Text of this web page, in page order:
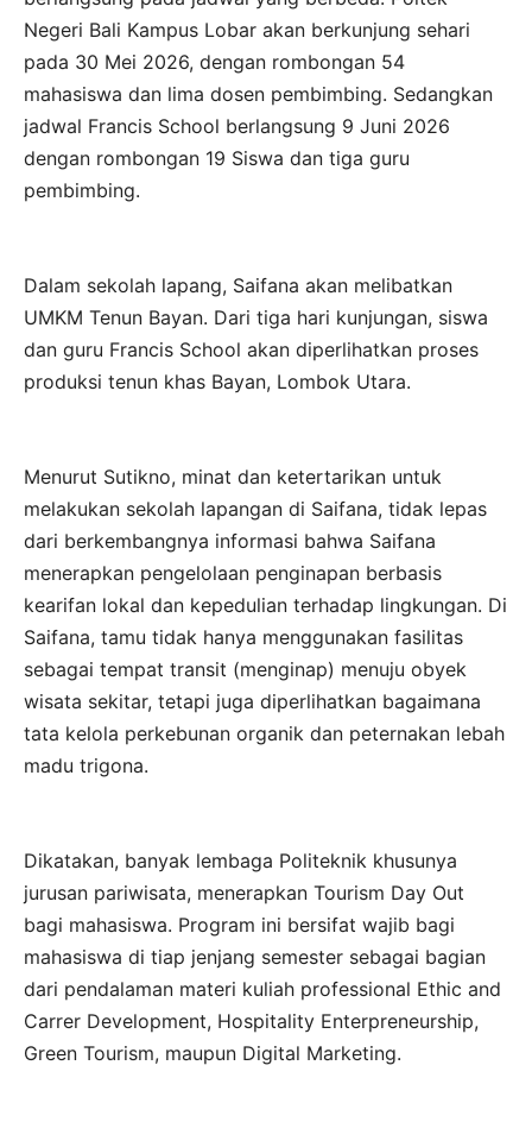
Negeri Bali Kampus Lobar akan berkunjung sehari
pada 30 Mei 2026, dengan rombongan 54
mahasiswa dan lima dosen pembimbing. Sedangkan
jadwal Francis School berlangsung 9 Juni 2026
dengan rombongan 19 Siswa dan tiga guru
pembimbing.
Dalam sekolah lapang, Saifana akan melibatkan
UMKM Tenun Bayan. Dari tiga hari kunjungan, siswa
dan guru Francis School akan diperlihatkan proses
produksi tenun khas Bayan, Lombok Utara.
Menurut Sutikno, minat dan ketertarikan untuk
melakukan sekolah lapangan di Saifana, tidak lepas
dari berkembangnya informasi bahwa Saifana
menerapkan pengelolaan penginapan berbasis
kearifan lokal dan kepedulian terhadap lingkungan. Di
Saifana, tamu tidak hanya menggunakan fasilitas
sebagai tempat transit (menginap) menuju obyek
wisata sekitar, tetapi juga diperlihatkan bagaimana
tata kelola perkebunan organik dan peternakan lebah
madu trigona.
Dikatakan, banyak lembaga Politeknik khusunya
jurusan pariwisata, menerapkan Tourism Day Out
bagi mahasiswa. Program ini bersifat wajib bagi
mahasiswa di tiap jenjang semester sebagai bagian
dari pendalaman materi kuliah professional Ethic and
Carrer Development, Hospitality Enterpreneurship,
Green Tourism, maupun Digital Marketing.